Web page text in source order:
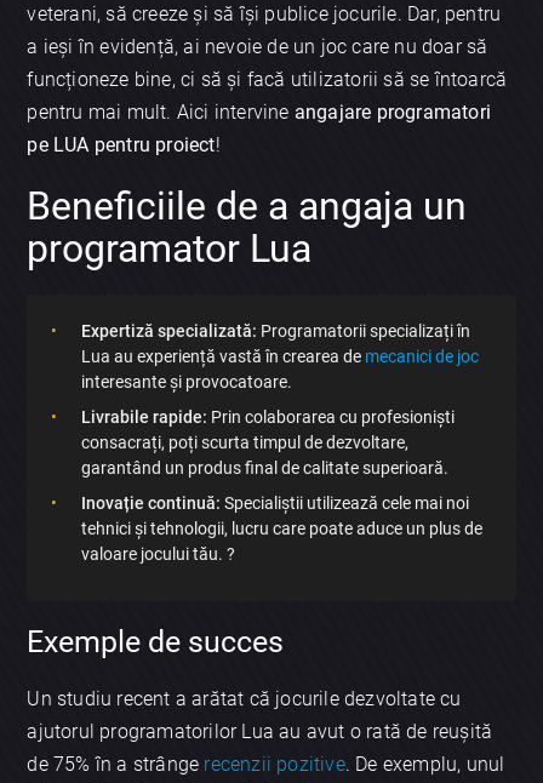
veterani, să creeze și să își publice jocurile. Dar, pentru
a ieși în evidență, ai nevoie de un joc care nu doar să
funcționeze bine, ci să și facă utilizatorii să se întoarcă
pentru mai mult. Aici intervine angajare programatori
pe LUA pentru proiect!
Beneficiile de a angaja un
programator Lua
Expertiză specializată: Programatorii specializați în
Lua au experiență vastă în crearea de mecanici de joc
interesante și provocatoare.
Livrabile rapide: Prin colaborarea cu profesioniști
consacrați, poți scurta timpul de dezvoltare,
garantând un produs final de calitate superioară.
Inovație continuă: Specialiștii utilizează cele mai noi
tehnici și tehnologii, lucru care poate aduce un plus de
valoare jocului tău. ?
Exemple de succes
Un studiu recent a arătat că jocurile dezvoltate cu
ajutorul programatorilor Lua au avut o rată de reușită
de 75% în a strânge recenzii pozitive. De exemplu, unul